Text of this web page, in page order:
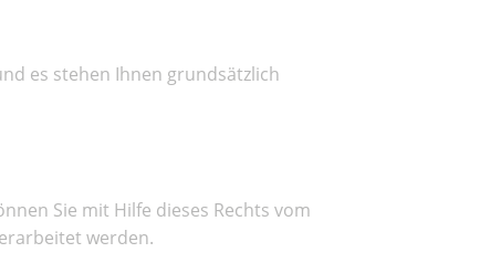
es stehen Ihnen grundsätzlich
Sie mit Hilfe dieses Rechts vom
werden.